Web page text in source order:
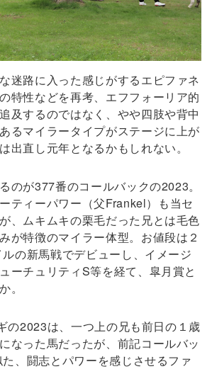
迷路に入った感じがするエピファネ
特性などを再考、エフフォーリア的
及するのではなく、やや四肢や背中
るマイラータイプがステージに上が
出直し元年となるかもしれない。
のが377番のコールバックの2023。
ティーパワー（父Frankel）も当セ
、ムキムキの栗毛だった兄とは毛色
が特徴のマイラー体型。お値段は２
の新馬戦でデビューし、イメージ
ーチュリティS等を経て、皐月賞と
。
の2023は、一つ上の兄も前日の１歳
なった馬だったが、前記コールバッ
、闘志とパワーを感じさせるファ